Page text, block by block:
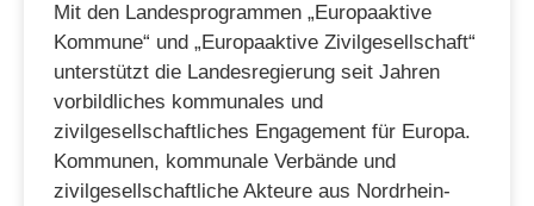
Mit den Landesprogrammen „Europaaktive
Kommune“ und „Europaaktive Zivilgesellschaft“
unterstützt die Landesregierung seit Jahren
vorbildliches kommunales und
zivilgesellschaftliches Engagement für Europa.
Kommunen, kommunale Verbände und
zivilgesellschaftliche Akteure aus Nordrhein-